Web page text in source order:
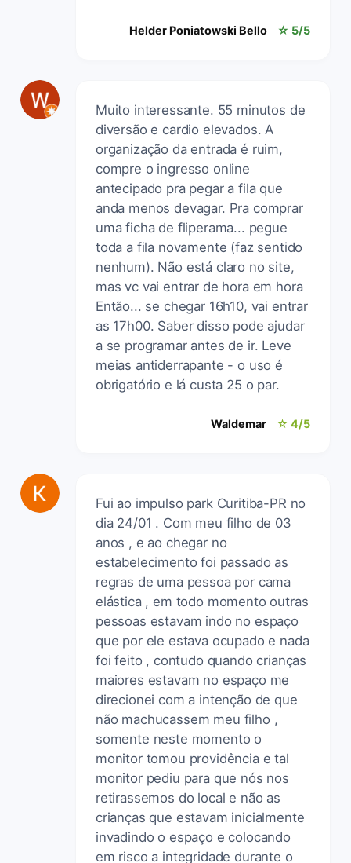
Helder Poniatowski Bello ☆ 5/5
Muito interessante. 55 minutos de
diversão e cardio elevados. A
organização da entrada é ruim,
compre o ingresso online
antecipado pra pegar a fila que
anda menos devagar. Pra comprar
uma ficha de fliperama... pegue
toda a fila novamente (faz sentido
nenhum). Não está claro no site,
mas vc vai entrar de hora em hora
Então... se chegar 16h10, vai entrar
as 17h00. Saber disso pode ajudar
a se programar antes de ir. Leve
meias antiderrapante - o uso é
obrigatório e lá custa 25 o par.
Waldemar ☆ 4/5
Fui ao impulso park Curitiba-PR no
dia 24/01 . Com meu filho de 03
anos , e ao chegar no
estabelecimento foi passado as
regras de uma pessoa por cama
elástica , em todo momento outras
pessoas estavam indo no espaço
que por ele estava ocupado e nada
foi feito , contudo quando crianças
maiores estavam no espaço me
direcionei com a intenção de que
não machucassem meu filho ,
somente neste momento o
monitor tomou providência e tal
monitor pediu para que nós nos
retirassemos do local e não as
crianças que estavam inicialmente
invadindo o espaço e colocando
em risco a integridade durante o